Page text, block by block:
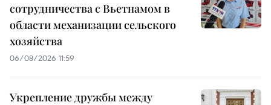
сотрудничества с Вьетнамом в
области механизации сельского
хозяйства
06/08/2026 11:59
Укрепление дружбы между